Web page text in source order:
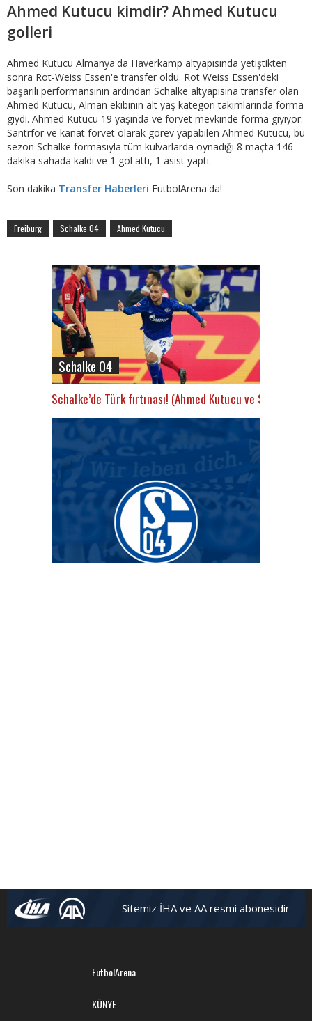
Ahmed Kutucu kimdir? Ahmed Kutucu
golleri
Ahmed Kutucu Almanya'da Haverkamp altyapısında yetiştikten
sonra Rot-Weiss Essen'e transfer oldu. Rot Weiss Essen'deki
başarılı performansının ardından Schalke altyapısına transfer olan
Ahmed Kutucu, Alman ekibinin alt yaş kategori takımlarında forma
giydi. Ahmed Kutucu 19 yaşında ve forvet mevkinde forma giyiyor.
Santrfor ve kanat forvet olarak görev yapabilen Ahmed Kutucu, bu
sezon Schalke formasıyla tüm kulvarlarda oynadığı 8 maçta 146
dakika sahada kaldı ve 1 gol attı, 1 asist yaptı.
Son dakika Transfer Haberleri FutbolArena'da!
Freiburg Schalke 04 Ahmed Kutucu
Schalke 04
Schalke’de Türk fırtınası! (Ahmed Kutucu ve Suat
Sitemiz İHA ve AA resmi abonesidir
FutbolArena
KÜNYE